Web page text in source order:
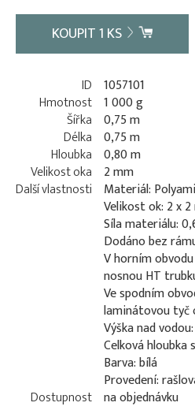
KOUPIT1 KS
ID 1057101
Hmotnost 1 000 g
Šířka 0,75 m
Délka 0,75 m
Hloubka 0,80 m
Velikost oka
2 mm
Další vlastnosti
Materiál:
Velikost ok: 2 x
Síla materiálu:
Dodáno bez
V horním
nosnou HT
Ve spodním
laminátovou tyč
Výška nad
Celková hloubka
Barva: bílá
Provedení:
Dostupnost na objednávku